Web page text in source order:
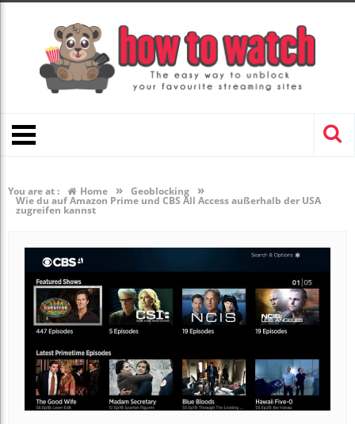
You are at : Home » Geoblocking »
Wie du auf Amazon Prime und CBS All Access außerhalb der USA
zugreifen kannst